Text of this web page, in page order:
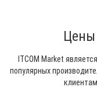
Цены
ITCOM Market
популярных